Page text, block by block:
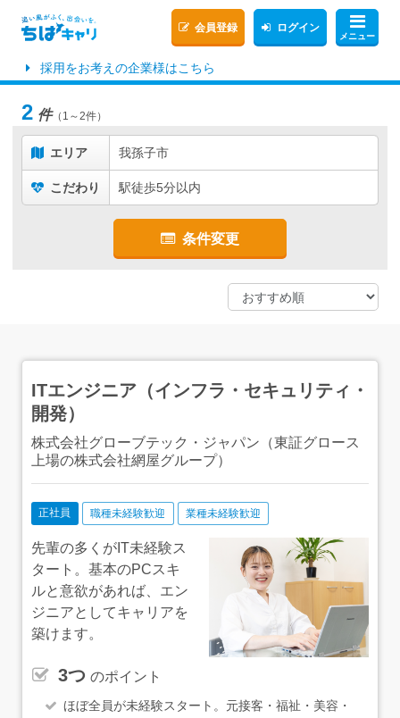
メニュー
会員登録 ログイン
採用をお考えの企業様はこちら
2 件（1～2件）
エリア 我孫子市
こだわり 駅徒歩5分以内
条件変更
ITエンジニア（インフラ・セキュリティ・
開発）
株式会社グローブテック・ジャパン（東証グロース
上場の株式会社網屋グループ）
正社員 職種未経験歓迎 業種未経験歓迎
先輩の多くがIT未経験ス
タート。基本のPCスキ
ルと意欲があれば、エン
ジニアとしてキャリアを
築けます。
3つ のポイント
ほぼ全員が未経験スタート。元接客・福祉・美容・